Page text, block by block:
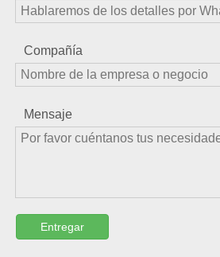
Compañía
Mensaje
Entregar